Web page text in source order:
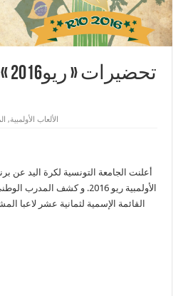
الألعاب الأولمبية,
أعلنت الجامعة التونسية لكرة اليد عن
الأولمبية ريو 2016. و كشف